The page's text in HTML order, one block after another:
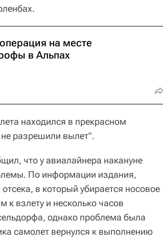
на месте
в Альпах
находился в прекрасном
разрешили вылет".
что у авиалайнера накануне
По информации издания,
в который убирается носовое
взлету и несколько часов
однако проблема была
самолет вернулся к выполнению